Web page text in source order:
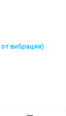
вибрации)